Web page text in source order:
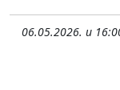
06.05.2026. u